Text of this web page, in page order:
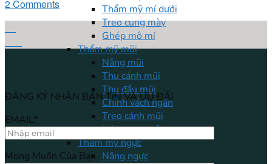
Thẩm mỹ mí dưới
Treo cung mày
Ghép mô mí
Thẩm mỹ mũi
Nâng mũi
Thu cánh mũi
Thu đầu mũi
Chỉnh vách ngăn
Treo cánh mũi
Mài xương gồ
Thẩm mỹ ngực
Nâng ngực
2 Comments
ĐĂNG KÝ NHẬN BẢN TIN VÀ ƯU ĐÃI
EMAIL*
Mong Muốn Của Bạn